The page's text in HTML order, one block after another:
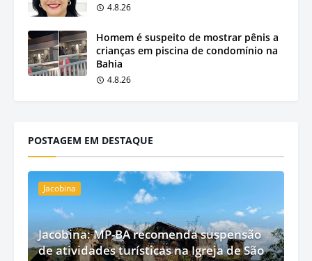
4.8.26
Homem é suspeito de mostrar pênis a
crianças em piscina de condomínio na
Bahia
4.8.26
POSTAGEM EM DESTAQUE
Jacobina
Jacobina: MP-BA recomenda suspensão
de atividades turísticas na Igreja de São